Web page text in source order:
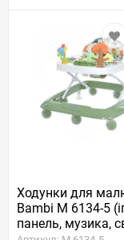
Ходунки для
Bambi M 6134-5
панель, музика,